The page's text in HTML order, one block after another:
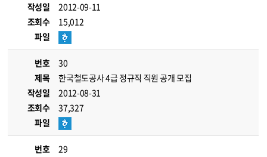
작성일
2012-09-11
조회수
15,012
파일
번호
30
제목
한국철도공사 4급 정규직 직원 공개 모집
작성일
2012-08-31
조회수
37,327
파일
번호
29